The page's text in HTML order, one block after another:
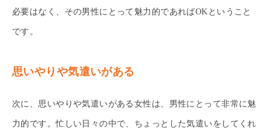
必要はなく、その男性にとって魅力的であればOKということ
です。
思いやりや気遣いがある
次に、思いやりや気遣いがある女性は、男性にとって非常に魅
力的です。忙しい日々の中で、ちょっとした気遣いをしてくれ